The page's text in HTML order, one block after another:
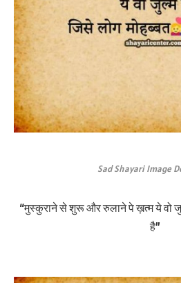
Sad Shayari Image
“मुस्कुराने से शुरू और रुलाने पे ख़त्म ये वो
है”